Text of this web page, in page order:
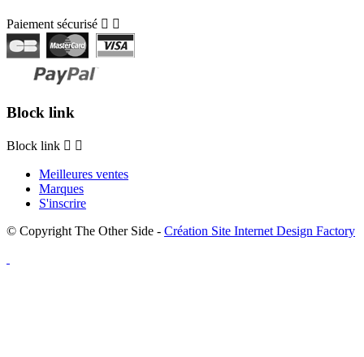
Paiement sécurisé  
Block link
Block link  
Meilleures ventes
Marques
S'inscrire
© Copyright The Other Side - Création Site Internet Design Factory